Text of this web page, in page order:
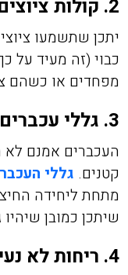
2. קולות ציוצים מתוך המזגן
יתכן שתשמעו
כבוי (זה מעיד על
מפחדים או כשהם
3. גללי עכברים מתחת ליחידה החיצונית
העכברים אמנם לא
קטנים. גללי
מתחת ליחידה
שיתכן כמובן
4. ריחות לא נעימים מפתחי המזגן